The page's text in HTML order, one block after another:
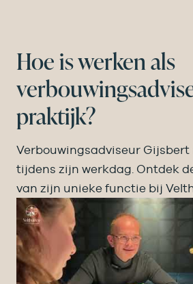
Hoe is werken als
praktijk?
Verbouwingsadviseur Gijsbert
tijdens zijn werkdag. Ontdek
van zijn unieke functie bij